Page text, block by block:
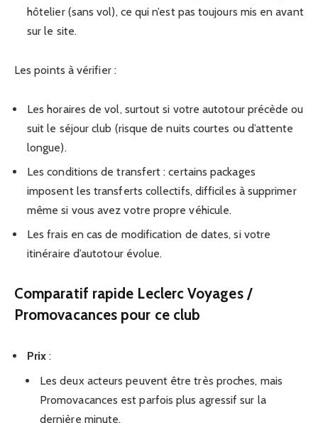
hôtelier (sans vol), ce qui n’est pas toujours mis en avant
sur le site.
Les points à vérifier :
Les horaires de vol, surtout si votre autotour précède ou
suit le séjour club (risque de nuits courtes ou d’attente
longue).
Les conditions de transfert : certains packages
imposent les transferts collectifs, difficiles à supprimer
même si vous avez votre propre véhicule.
Les frais en cas de modification de dates, si votre
itinéraire d’autotour évolue.
Comparatif rapide Leclerc Voyages /
Promovacances pour ce club
Prix :
Les deux acteurs peuvent être très proches, mais
Promovacances est parfois plus agressif sur la
dernière minute.